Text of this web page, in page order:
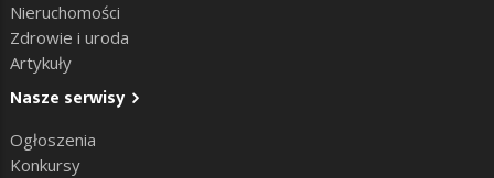
Nieruchomości
Zdrowie i uroda
Artykuły
Nasze serwisy
Ogłoszenia
Konkursy